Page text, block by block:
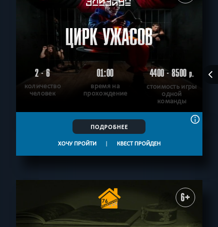
ЦИРК УЖАСОВ
2 - 6
количество
человек
01:00
время на
прохождение
4400 - 8500р.
стоимость игры
одной
команды
ПОДРОБНЕЕ
ХОЧУ ПРОЙТИ | КВЕСТ ПРОЙДЕН
6+